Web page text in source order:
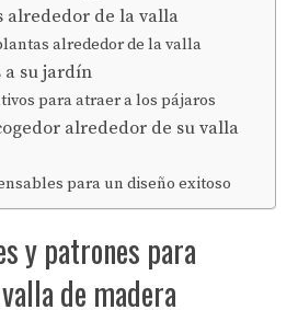
alrededor de la valla
alrededor de la valla
a su jardín
para atraer a los pájaros
alrededor de su valla
para un diseño exitoso
y patrones para
de madera